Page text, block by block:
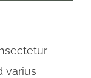
varius